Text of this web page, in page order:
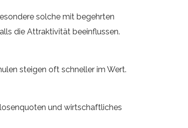
solche mit begehrten
die Attraktivität beeinflussen.
steigen oft schneller im Wert.
und wirtschaftliches